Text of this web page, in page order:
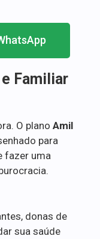
Familiar
O plano Amil
para
fazer uma
donas de
sua saúde